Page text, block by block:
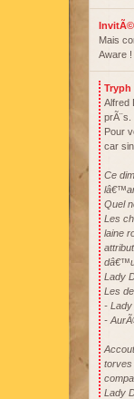
InvitÃ©
Mais
Aware !
Tryph
Alfred
prÃ¨s.
Pour
car
Ce
Quel
Les
laine
Lady
Les
- Lady
-
torves
Lady